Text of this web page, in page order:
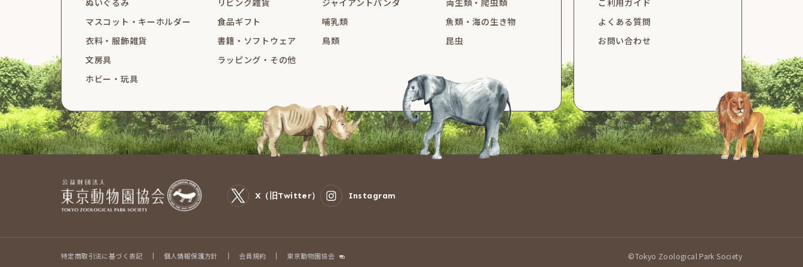
マスコット・ キーホルダー
衣料・服飾雑貨
文房具
ホビー・玩具
食品ギフト
書籍・ソフトウェア
ラッピング・その他
哺乳類
鳥類
魚類・海の生き物
昆虫
よくある質問
お問い合わせ
X（旧Twitter） Instagram
特定商取引法に基づく表記 個人情報保護方針 会員規約 東京動物園協会 ©Tokyo Zoological Park Society